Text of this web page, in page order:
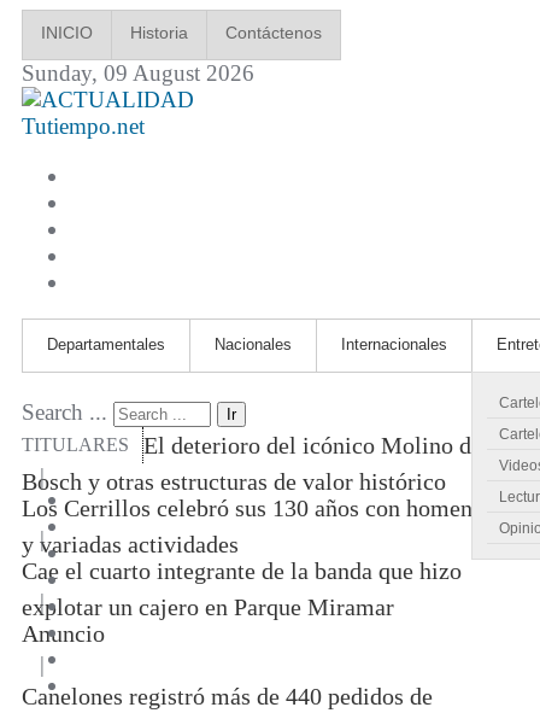
INICIO Historia Contáctenos
Sunday, 09 August 2026
Tutiempo.net
Departamentales Nacionales Internacionales
Search ... Ir
TITULARES
El deterioro del icónico Molino de
Bosch y otras estructuras de valor histórico
|
Los Cerrillos celebró sus 130 años con homenajes
y variadas actividades
|
Cae el cuarto integrante de la banda que hizo
explotar un cajero en Parque Miramar
|
Anuncio
|
Canelones registró más de 440 pedidos de